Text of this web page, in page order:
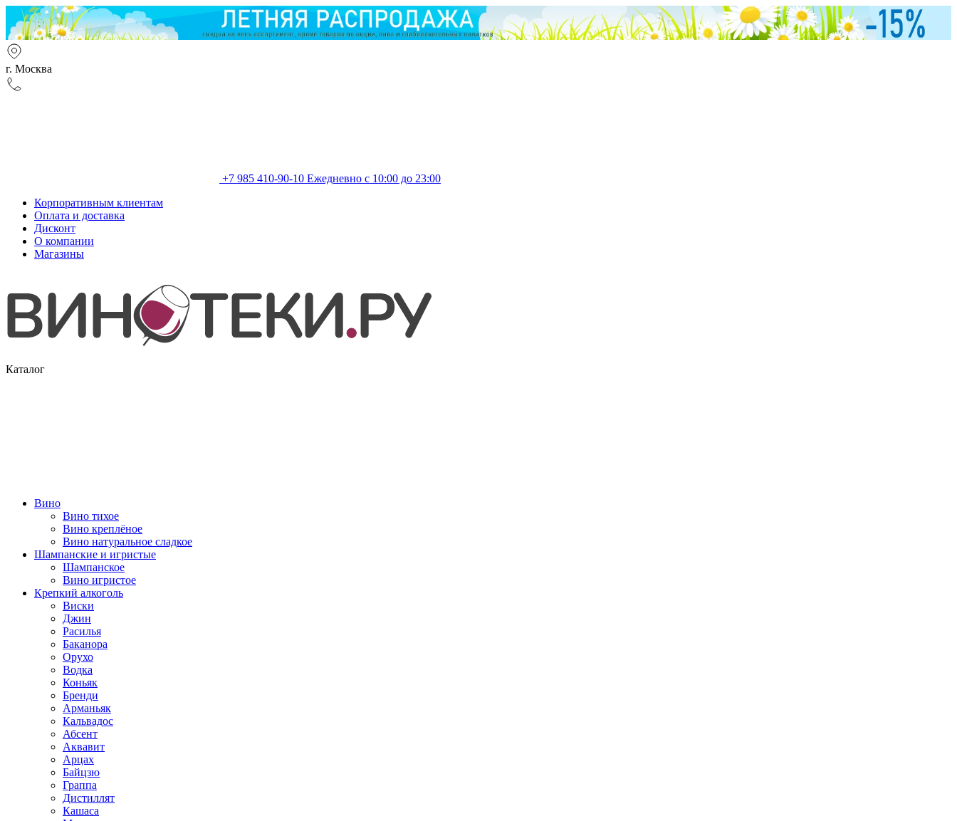
г. Москва
+7 985 410-90-10 Ежедневно с 10:00 до 23:00
Корпоративным клиентам
Оплата и доставка
Дисконт
О компании
Магазины
Каталог
Вино
Вино тихое
Вино креплёное
Вино натуральное сладкое
Шампанские и игристые
Шампанское
Вино игристое
Крепкий алкоголь
Виски
Джин
Расилья
Баканора
Орухо
Водка
Коньяк
Бренди
Арманьяк
Кальвадос
Абсент
Аквавит
Арцах
Байцзю
Граппа
Дистиллят
Кашаса